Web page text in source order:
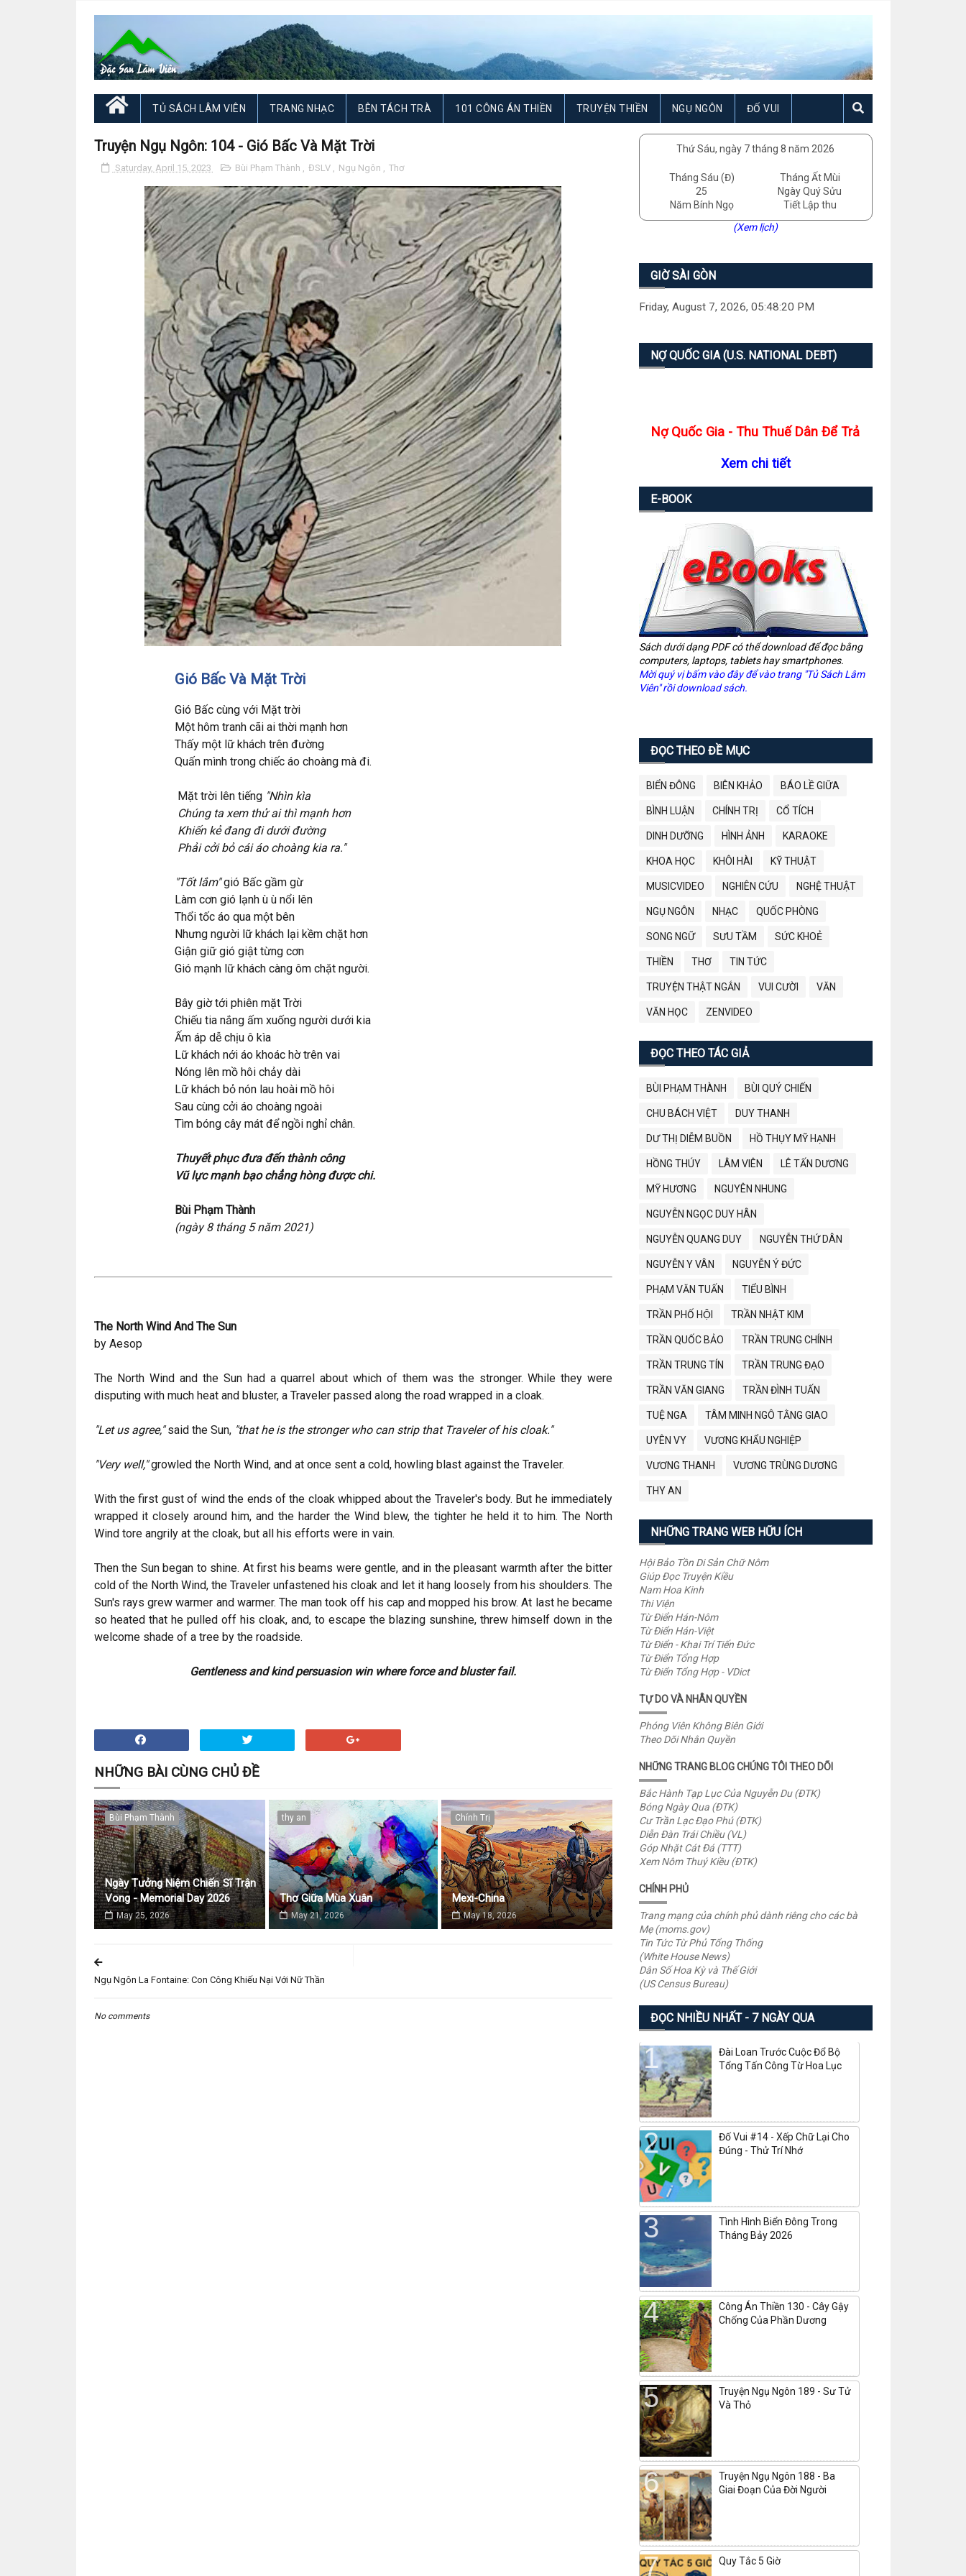
TỦ SÁCH LÂM VIÊN TRANG NHẠC BÊN TÁCH TRÀ 101 CÔNG ÁN THIỀN TRUYỆN THIỀN NGỤ NGÔN ĐỐ VUI
Truyện Ngụ Ngôn: 104 - Gió Bấc Và Mặt Trời
Saturday, April 15, 2023 Bùi Phạm Thành , ĐSLV , Ngụ Ngôn , Thơ
Gió Bấc Và Mặt Trời
Gió Bấc cùng với Mặt trời
Một hôm tranh cãi ai thời mạnh hơn
Thấy một lữ khách trên đường
Quấn mình trong chiếc áo choàng mà đi.
Mặt trời lên tiếng "Nhìn kìa
Chúng ta xem thử ai thì mạnh hơn
Khiến kẻ đang đi dưới đường
Phải cởi bỏ cái áo choàng kia ra."
"Tốt lắm"gió Bấc gầm gừ
Làm cơn gió lạnh ù ù nổi lên
Thổi tốc áo qua một bên
Nhưng người lữ khách lại kềm chặt hơn
Giận giữ gió giật từng cơn
Gió mạnh lữ khách càng ôm chặt người.
Bây giờ tới phiên mặt Trời
Chiếu tia nắng ấm xuống người dưới kia
Ấm áp dễ chịu ô kìa
Lữ khách nới áo khoác hờ trên vai
Nóng lên mồ hôi chảy dài
Lữ khách bỏ nón lau hoài mồ hôi
Sau cùng cởi áo choàng ngoài
Tìm bóng cây mát để ngồi nghỉ chân.
Thuyết phục đưa đến thành công
Vũ lực mạnh bạo chẳng hòng được chi.
Bùi Phạm Thành
(ngày 8 tháng 5 năm 2021)
The North Wind And The Sun
by Aesop
The North Wind and the Sun had a quarrel about which of them was the stronger. While they were
disputing with much heat and bluster, a Traveler passed along the road wrapped in a cloak.
"Let us agree,"said the Sun, "that he is the stronger who can strip that Traveler of his cloak."
"Very well,"growled the North Wind, and at once sent a cold, howling blast against the Traveler.
With the first gust of wind the ends of the cloak whipped about the Traveler's body. But he immediately
wrapped it closely around him, and the harder the Wind blew, the tighter he held it to him. The North
Wind tore angrily at the cloak, but all his efforts were in vain.
Then the Sun began to shine. At first his beams were gentle, and in the pleasant warmth after the bitter
cold of the North Wind, the Traveler unfastened his cloak and let it hang loosely from his shoulders. The
Sun's rays grew warmer and warmer. The man took off his cap and mopped his brow. At last he became
so heated that he pulled off his cloak, and, to escape the blazing sunshine, threw himself down in the
welcome shade of a tree by the roadside.
Gentleness and kind persuasion win where force and bluster fail.
NHỮNG BÀI CÙNG CHỦ ĐỀ
Bùi Phạm Thành
Ngày Tưởng Niệm Chiến Sĩ Trận
Vong - Memorial Day 2026
May 25, 2026
thy an
Thơ Giữa Mùa Xuân
May 21, 2026
Chính Trị
Mexi-China
May 18, 2026
Ngụ Ngôn La Fontaine: Con Công Khiếu Nại Với Nữ Thần
No comments
Thứ Sáu, ngày 7 tháng 8 năm 2026
Tháng Sáu (Đ)
25
Năm Bính Ngọ
Tháng Ất Mùi
Ngày Quý Sửu
Tiết Lập thu
(Xem lịch)
GIỜ SÀI GÒN
Friday, August 7, 2026, 05:48:22 PM
NỢ QUỐC GIA (U.S. NATIONAL DEBT)
Nợ Quốc Gia - Thu Thuế Dân Để Trả
Xem chi tiết
E-BOOK
Sách dưới dạng PDF có thể download để đọc bằng
computers, laptops, tablets hay smartphones.
Mời quý vị bấm vào đây để vào trang "Tủ Sách Lâm
Viên" rồi download sách.
ĐỌC THEO ĐỀ MỤC
BIỂN ĐÔNG BIÊN KHẢO BÁO LỀ GIỮA
BÌNH LUẬN CHÍNH TRỊ CỔ TÍCH
DINH DƯỠNG HÌNH ẢNH KARAOKE
KHOA HỌC KHÔI HÀI KỸ THUẬT
MUSICVIDEO NGHIÊN CỨU NGHỆ THUẬT
NGỤ NGÔN NHẠC QUỐC PHÒNG
SONG NGỮ SƯU TẦM SỨC KHOẺ
THIỀN THƠ TIN TỨC
TRUYỆN THẬT NGẮN VUI CƯỜI VĂN
VĂN HỌC ZENVIDEO
ĐỌC THEO TÁC GIẢ
BÙI PHẠM THÀNH BÙI QUÝ CHIẾN
CHU BÁCH VIỆT DUY THANH
DƯ THỊ DIỄM BUỒN HỒ THỤY MỸ HẠNH
HỒNG THÚY LÂM VIÊN LÊ TẤN DƯƠNG
MỸ HƯƠNG NGUYÊN NHUNG
NGUYỄN NGỌC DUY HÂN
NGUYỄN QUANG DUY NGUYỄN THỨ DÂN
NGUYỄN Y VÂN NGUYỄN Ý ĐỨC
PHẠM VĂN TUẤN TIỂU BÌNH
TRẦN PHỐ HỘI TRẦN NHẬT KIM
TRẦN QUỐC BẢO TRẦN TRUNG CHÍNH
TRẦN TRUNG TÍN TRẦN TRUNG ĐẠO
TRẦN VĂN GIANG TRẦN ĐÌNH TUẤN
TUỆ NGA TÂM MINH NGÔ TẰNG GIAO
UYÊN VY VƯƠNG KHẨU NGHIỆP
VƯƠNG THANH VƯƠNG TRÙNG DƯƠNG
THY AN
NHỮNG TRANG WEB HỮU ÍCH
Hội Bảo Tồn Di Sản Chữ Nôm
Giúp Đọc Truyện Kiều
Nam Hoa Kinh
Thi Viện
Từ Điển Hán-Nôm
Từ Điển Hán-Việt
Từ Điển - Khai Trí Tiến Đức
Từ Điển Tổng Hợp
Từ Điển Tổng Hợp - VDict
TỰ DO VÀ NHÂN QUYỀN
Phóng Viên Không Biên Giới
Theo Dõi Nhân Quyền
NHỮNG TRANG BLOG CHÚNG TÔI THEO DÕI
Bắc Hành Tạp Lục Của Nguyễn Du (ĐTK)
Bóng Ngày Qua (ĐTK)
Cư Trần Lạc Đạo Phú (ĐTK)
Diễn Đàn Trái Chiều (VL)
Góp Nhặt Cát Đá (TTT)
Xem Nôm Thuý Kiều (ĐTK)
CHÍNH PHỦ
Trang mạng của chính phủ dành riêng cho các bà
Mẹ (moms.gov)
Tin Tức Từ Phủ Tổng Thống
(White House News)
Dân Số Hoa Kỳ và Thế Giới
(US Census Bureau)
ĐỌC NHIỀU NHẤT - 7 NGÀY QUA
Đài Loan Trước Cuộc Đổ Bộ
Tổng Tấn Công Từ Hoa Lục
Đố Vui #14 - Xếp Chữ Lại Cho
Đúng - Thử Trí Nhớ
Tình Hình Biển Đông Trong
Tháng Bảy 2026
Công Án Thiền 130 - Cây Gậy
Chống Của Phần Dương
Truyện Ngụ Ngôn 189 - Sư Tử
Và Thỏ
Truyện Ngụ Ngôn 188 - Ba
Giai Đoạn Của Đời Người
Quy Tắc 5 Giờ